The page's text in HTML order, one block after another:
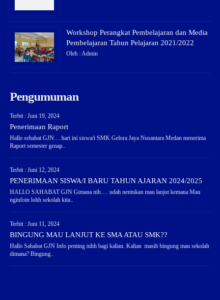
Workshop Perangkat Pembelajaran dan Media
Pembelajaran Tahun Pelajaran 2021/2022
Oleh : Admin
Pengumuman
Terbit : Juni 19, 2024
Penerimaan Raport
Hallo sehabat GJN… hari ini siswa/i SMK Gelora Jaya Nusantara Medan menerima
Raport semester genap..
Terbit : Juni 12, 2024
PENERIMAAN SISWA/I BARU TAHUN AJARAN 2024/2025
HALLO SAHABAT GJN Gimana nih…. udah nentukan mau lanjut kemana Mau
nginfoin lohh sekolah kita..
Terbit : Juni 11, 2024
BINGUNG MAU LANJUT KE SMA ATAU SMK??
Hallo Sahabat GJN Info penting nihh bagi kalian. Kalian masih bingung mau sekolah
dimana? Bingung..